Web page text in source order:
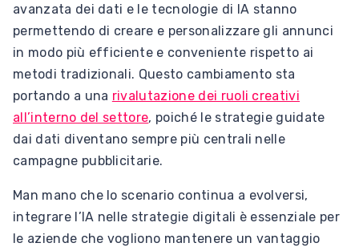
avanzata dei dati e le tecnologie di IA stanno
permettendo di creare e personalizzare gli annunci
in modo più efficiente e conveniente rispetto ai
metodi tradizionali. Questo cambiamento sta
portando a una rivalutazione dei ruoli creativi
all’interno del settore, poiché le strategie guidate
dai dati diventano sempre più centrali nelle
campagne pubblicitarie.
Man mano che lo scenario continua a evolversi,
integrare l’IA nelle strategie digitali è essenziale per
le aziende che vogliono mantenere un vantaggio